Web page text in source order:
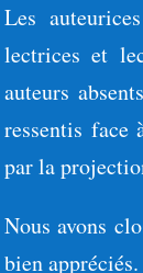
Les
lectrices et
auteurs
ressentis face
par la
Nous avons
bien appréciés.